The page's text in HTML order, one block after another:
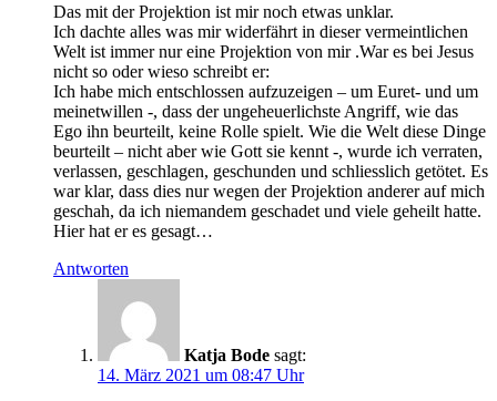
Das mit der Projektion ist mir noch etwas unklar.
Ich dachte alles was mir widerfährt in dieser vermeintlichen
Welt ist immer nur eine Projektion von mir .War es bei Jesus
nicht so oder wieso schreibt er:
Ich habe mich entschlossen aufzuzeigen – um Euret- und um
meinetwillen -, dass der ungeheuerlichste Angriff, wie das
Ego ihn beurteilt, keine Rolle spielt. Wie die Welt diese Dinge
beurteilt – nicht aber wie Gott sie kennt -, wurde ich verraten,
verlassen, geschlagen, geschunden und schliesslich getötet. Es
war klar, dass dies nur wegen der Projektion anderer auf mich
geschah, da ich niemandem geschadet und viele geheilt hatte.
Hier hat er es gesagt…
Antworten
Katja Bode sagt:
14. März 2021 um 08:47 Uhr